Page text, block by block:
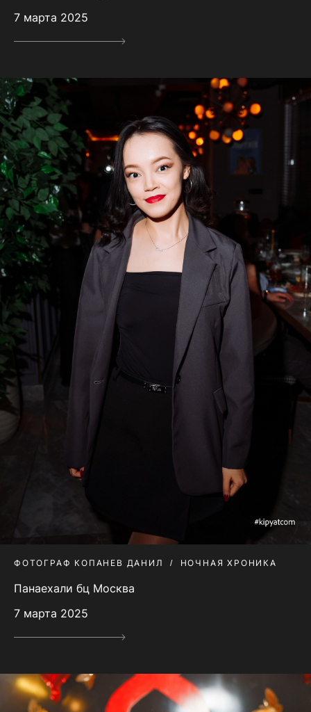
7 марта 2025
ФОТОГРАФ КОПАНЕВ ДАНИЛ НОЧНАЯ ХРОНИКА
Панаехали бц Москва
7 марта 2025